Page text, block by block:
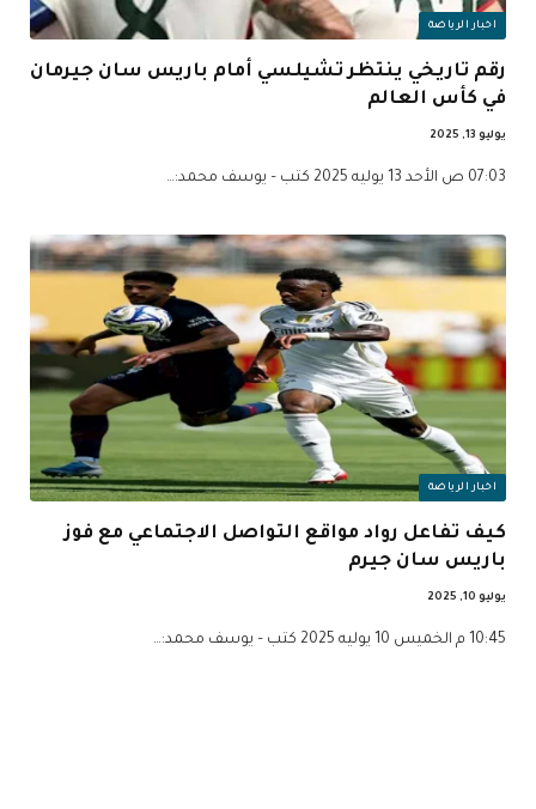
اخبار الرياضة
رقم تاريخي ينتظر تشيلسي أمام باريس سان جيرمان
في كأس العالم
يوليو 13, 2025
07:03 ص الأحد 13 يوليه 2025 كتب – يوسف محمد:…
اخبار الرياضة
كيف تفاعل رواد مواقع التواصل الاجتماعي مع فوز
باريس سان جيرم
يوليو 10, 2025
10:45 م الخميس 10 يوليه 2025 كتب – يوسف محمد:…